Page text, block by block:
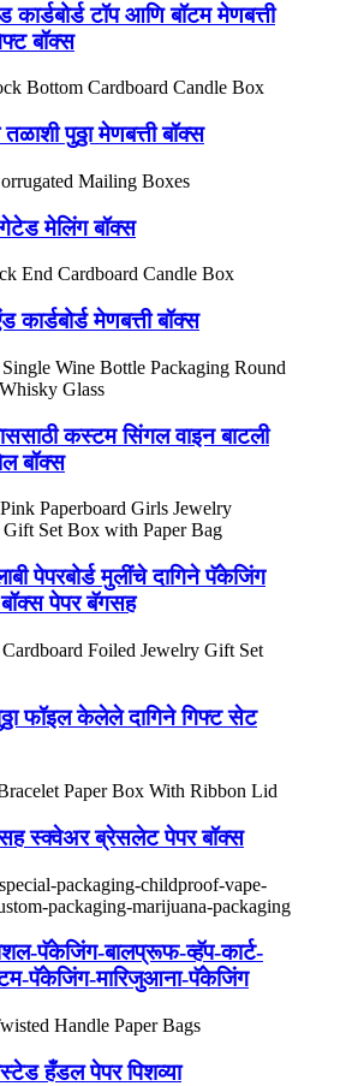
कार्डबोर्ड टॉप आणि बॉटम मेणबत्ती
बॉक्स
पुठ्ठा मेणबत्ती बॉक्स
मेलिंग बॉक्स
कार्डबोर्ड मेणबत्ती बॉक्स
कस्टम सिंगल वाइन बाटली
बॉक्स
पेपरबोर्ड मुलींचे दागिने पॅकेजिंग
पेपर बॅगसह
फॉइल केलेले दागिने गिफ्ट सेट
स्क्वेअर ब्रेसलेट पेपर बॉक्स
पॅकेजिंग-बालप्रूफ-व्हॅप-कार्ट-
पॅकेजिंग-मारिजुआना-पॅकेजिंग
हँडल पेपर पिशव्या